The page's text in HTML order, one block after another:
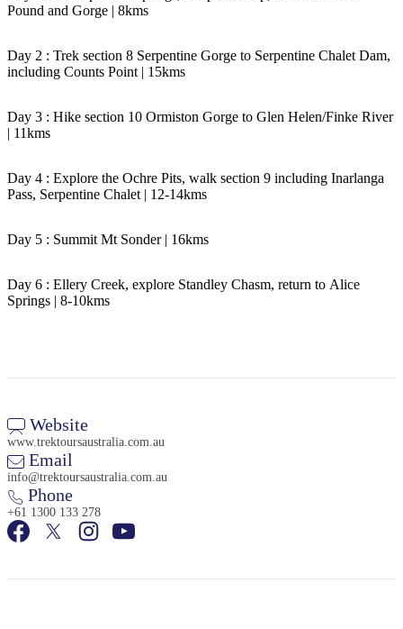
地
域
ご
と
散
策
旅
を
画
す
Sign
up
Pound and Gorge | 8kms
Day 2 : Trek section 8 Serpentine Gorge to Serpentine Chalet Dam,
including Counts Point | 15kms
Day 3 : Hike section 10 Ormiston Gorge to Glen Helen/Finke River
| 11kms
Day 4 : Explore the Ochre Pits, walk section 9 including Inarlanga
Pass, Serpentine Chalet | 12-14kms
Day 5 : Summit Mt Sonder | 16kms
Day 6 : Ellery Creek, explore Standley Chasm, return to Alice
Springs | 8-10kms
Website
www.trektoursaustralia.com.au
Email
info@trektoursaustralia.com.au
Phone
+61 1300 133 278